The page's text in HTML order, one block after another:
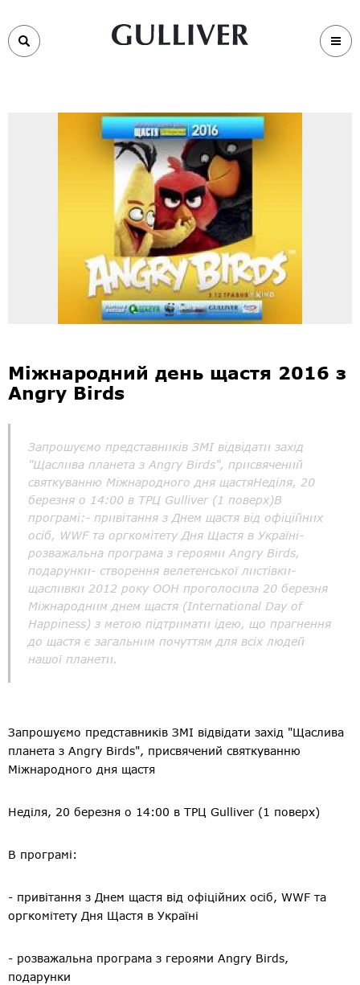
Міжнародний день щастя 2016 з
Angry Birds
Запрошуємо представників ЗМІ відвідати захід
"Щаслива планета з Angry Birds", присвячений
святкуванню Міжнародного дня щастяНеділя, 20
березня о 14:00 в ТРЦ Gulliver (1 поверх)В
програмі:- привітання з Днем щастя від офіційних
осіб, WWF та оргкомітету Дня Щастя в Україні-
розважальна програма з героями Angry Birds,
подарунки- створення велетенської листівки-
щасливки 2012 року ООН проголосила 20 березня
Міжнародним днем щастя (International Day of
Happiness) з метою підтримати ідею, що прагнення
до щастя є загальним почуттям для всіх людей
нашої планети.
Запрошуємо представників ЗМІ відвідати захід "Щаслива
планета з Angry Birds", присвячений святкуванню
Міжнародного дня щастя
Неділя, 20 березня о 14:00 в ТРЦ Gulliver (1 поверх)
В програмі:
- привітання з Днем щастя від офіційних осіб, WWF та
оргкомітету Дня Щастя в Україні
- розважальна програма з героями Angry Birds,
подарунки